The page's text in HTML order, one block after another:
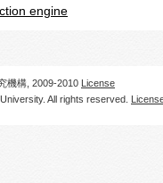
engine
機構, 2009-2010 License
All rights reserved.